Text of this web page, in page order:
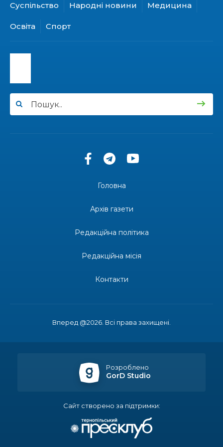
15:24
31 лип
Бахмутянка Ірина Денисенко бере участь у
13:33
30 лип
«Дві музи» у Рівному: свято краси, мистецтва
Одна з найяскравіших постатей Бахмута –
професійним святом
спецрахунки
Іпотеку для ВПО спростили, але з одним
Перемога бахмутян на фіналі Кубка України з
легкоатлетичних метань
Суспільство Народні новини Медицина
Освіта Спорт
Вперед @2026. Всі права захищені.
Головна
Архів газети
Редакційна політика
Редакційна місія
Контакти
Розроблено
GorD Studio
Сайт створено за підтримки: